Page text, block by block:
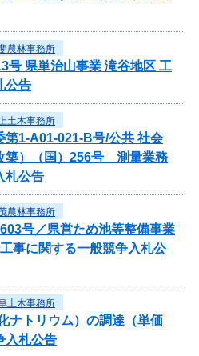
農林事務所
号 県単治山事業 滝谷地区 工
公告
土木事務所
第1-A01-021-B号/公共 社会
築）（国）256号 測量業務
札公告
農林事務所
号／県営ため池等整備事業
事に関する一般競争入札公
土木事務所
ナトリウム）の調達（単価
入札公告